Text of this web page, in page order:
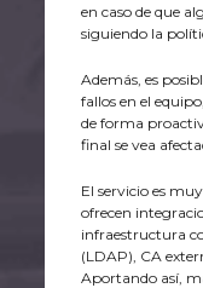
en caso de que
siguiendo la
Además, es
fallos en el
de forma
final se vea
El servicio es
ofrecen
infraestructura
(LDAP), CA
Aportando así,